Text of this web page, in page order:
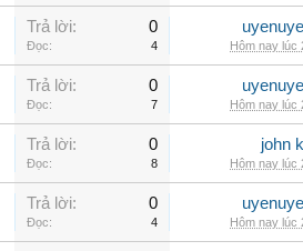
Trả lời: 0
Đọc: 4 Hôm nay lúc
Trả lời: 0
Đọc: 7 Hôm nay lúc
Trả lời: 0
Đọc: 8
john
Hôm nay lúc
Trả lời: 0
Đọc: 4 Hôm nay lúc